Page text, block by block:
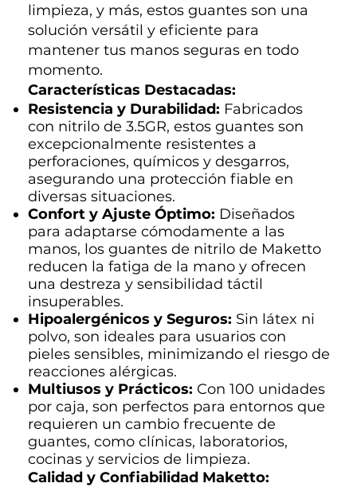
limpieza, y más, estos guantes son una
solución versátil y eficiente para
mantener tus manos seguras en todo
momento.
Características Destacadas:
Resistencia y Durabilidad: Fabricados
con nitrilo de 3.5GR, estos guantes son
excepcionalmente resistentes a
perforaciones, químicos y desgarros,
asegurando una protección fiable en
diversas situaciones.
Confort y Ajuste Óptimo: Diseñados
para adaptarse cómodamente a las
manos, los guantes de nitrilo de Maketto
reducen la fatiga de la mano y ofrecen
una destreza y sensibilidad táctil
insuperables.
Hipoalergénicos y Seguros: Sin látex ni
polvo, son ideales para usuarios con
pieles sensibles, minimizando el riesgo de
reacciones alérgicas.
Multiusos y Prácticos: Con 100 unidades
por caja, son perfectos para entornos que
requieren un cambio frecuente de
guantes, como clínicas, laboratorios,
cocinas y servicios de limpieza.
Calidad y Confiabilidad Maketto: